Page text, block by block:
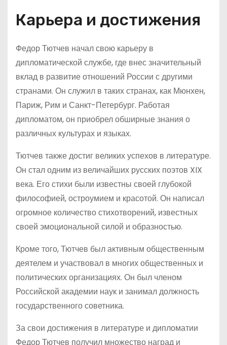
Карьера и достижения
Федор Тютчев начал свою карьеру в
дипломатической службе, где внес значительный
вклад в развитие отношений России с другими
странами. Он служил в таких странах, как Мюнхен,
Париж, Рим и Санкт-Петербург. Работая
дипломатом, он приобрел обширные знания о
различных культурах и языках.
Тютчев также достиг великих успехов в литературе.
Он стал одним из величайших русских поэтов XIX
века. Его стихи были известны своей глубокой
философией, остроумием и красотой. Он написал
огромное количество стихотворений, известных
своей эмоциональной силой и образностью.
Кроме того, Тютчев был активным общественным
деятелем и участвовал в многих общественных и
политических организациях. Он был членом
Российской академии наук и занимал должность
государственного советника.
За свои достижения в литературе и дипломатии
Федор Тютчев получил множество наград и